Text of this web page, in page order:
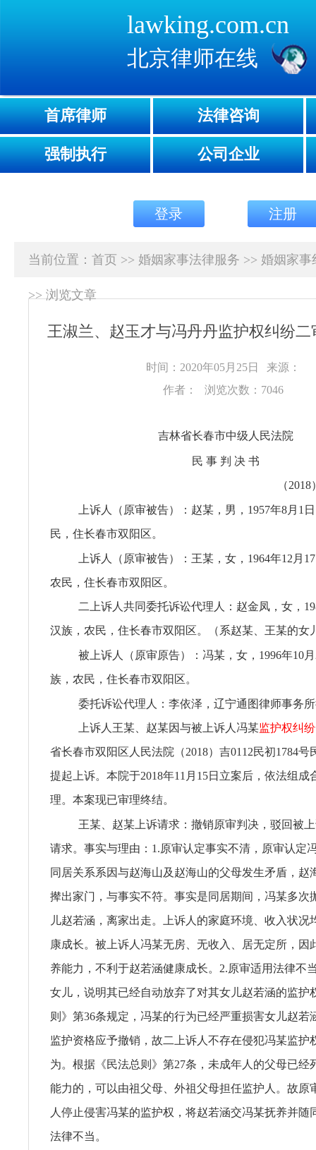
lawking.com.cn
北京律师在线
首席律师 法律咨询
强制执行 公司企业
登录 注册
当前位置： 首页 >> 婚姻家事法律服务 >> 婚姻家事
>>浏览文章
王淑兰、赵玉才与冯丹丹监护权纠纷
时间：2020年05月25日
来源：
作者：
浏览次数：7046
吉林省长春市中级人民法院
民 事 判 决 书
（
上诉人（原审被告）：赵某，男，1957年8月1
民，住长春市双阳区。
上诉人（原审被告）：王某，女，1964年12月
农民，住长春市双阳区。
二上诉人共同委托诉讼代理人：赵金凤，女，
汉族，农民，住长春市双阳区。（系赵某、王某的女
被上诉人（原审原告）：冯某，女，1996年10
族，农民，住长春市双阳区。
委托诉讼代理人：李依泽，辽宁通图律师事务
上诉人王某、赵某因与被上诉人冯某监护权纠纷
省长春市双阳区人民法院（2018）吉0112民初1784号
提起上诉。本院于2018年11月15日立案后，依法组成
理。本案现已审理终结。
王某、赵某上诉请求：撤销原审判决，驳回被
请求。事实与理由：1.原审认定事实不清，原审认定
同居关系系因与赵海山及赵海山的父母发生矛盾，赵
撵出家门，与事实不符。事实是同居期间，冯某多次
儿赵若涵，离家出走。上诉人的家庭环境、收入状况
康成长。被上诉人冯某无房、无收入、居无定所，因
养能力，不利于赵若涵健康成长。2.原审适用法律不
女儿，说明其已经自动放弃了对其女儿赵若涵的监护
则》第36条规定，冯某的行为已经严重损害女儿赵若
监护资格应予撤销，故二上诉人不存在侵犯冯某监护
为。根据《民法总则》第27条，未成年人的父母已经
能力的，可以由祖父母、外祖父母担任监护人。故原
人停止侵害冯某的监护权，将赵若涵交冯某抚养并随
法律不当。